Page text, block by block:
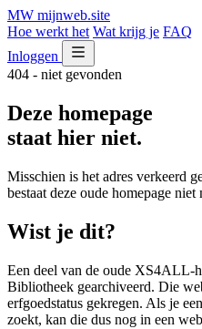
MW mijnweb.site
Hoe werkt het Wat krijg je FAQ
Inloggen
404 - niet gevonden
Deze homepage
staat hier niet.
Misschien is het adres verkeerd
bestaat deze oude homepage
Wist je dit?
Een deel van de oude XS4ALL-
Bibliotheek gearchiveerd. Die
erfgoedstatus gekregen. Als je
zoekt, kan die dus nog in een